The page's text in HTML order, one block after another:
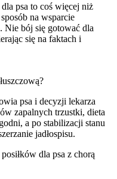
psa to coś więcej niż
na wsparcie
Nie bój się gotować dla
się na faktach i
psa i decyzji lekarza
zapalnych trzustki, dieta
a po stabilizacji stanu
jadłospisu.
dla psa z chorą